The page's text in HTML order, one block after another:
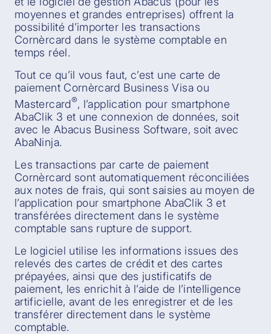
moyennes et grandes entreprises) offrent la
possibilité d’importer les transactions
Cornèrcard dans le système comptable en
temps réel.
Tout ce qu’il vous faut, c’est une carte de
paiement Cornèrcard Business Visa ou
Mastercard®, l’application pour smartphone
AbaClik 3 et une connexion de données, soit
avec le Abacus Business Software, soit avec
AbaNinja.
Les transactions par carte de paiement
Cornèrcard sont automatiquement réconciliées
aux notes de frais, qui sont saisies au moyen de
l’application pour smartphone AbaClik 3 et
transférées directement dans le système
comptable sans rupture de support.
Le logiciel utilise les informations issues des
relevés des cartes de crédit et des cartes
prépayées, ainsi que des justificatifs de
paiement, les enrichit à l’aide de l’intelligence
artificielle, avant de les enregistrer et de les
transférer directement dans le système
comptable.